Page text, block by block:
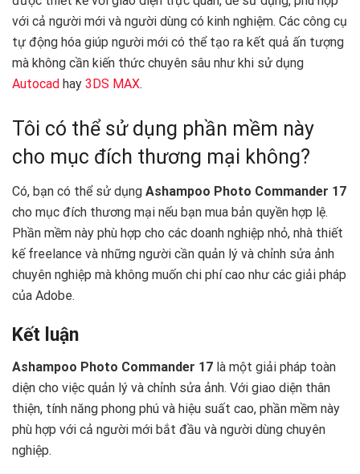
với cả người mới và người dùng có kinh nghiệm. Các công cụ
tự động hóa giúp người mới có thể tạo ra kết quả ấn tượng
mà không cần kiến thức chuyên sâu như khi sử dụng
Autocad hay 3DS MAX.
Tôi có thể sử dụng phần mềm này
cho mục đích thương mại không?
Có, bạn có thể sử dụng Ashampoo Photo Commander 17
cho mục đích thương mại nếu bạn mua bản quyền hợp lệ.
Phần mềm này phù hợp cho các doanh nghiệp nhỏ, nhà thiết
kế freelance và những người cần quản lý và chỉnh sửa ảnh
chuyên nghiệp mà không muốn chi phí cao như các giải pháp
của Adobe.
Kết luận
Ashampoo Photo Commander 17 là một giải pháp toàn
diện cho việc quản lý và chỉnh sửa ảnh. Với giao diện thân
thiện, tính năng phong phú và hiệu suất cao, phần mềm này
phù hợp với cả người mới bắt đầu và người dùng chuyên
nghiệp.